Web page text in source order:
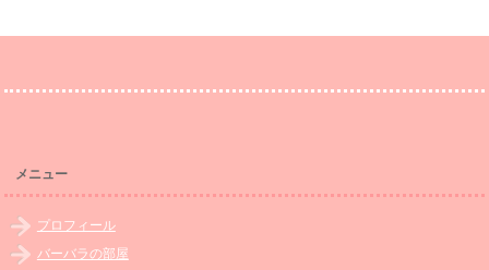
メニュー
プロフィール
バーバラの部屋